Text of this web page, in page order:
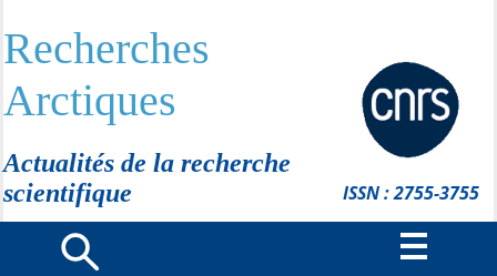
Recherches
Arctiques
Actualités de la recherche
scientifique
ISSN : 2755-3755